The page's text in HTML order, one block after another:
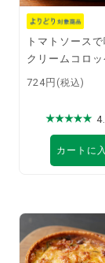
トマトソース
クリームコロッ
724円 (税込)
カートに